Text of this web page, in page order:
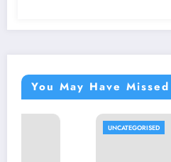
You May Have Missed